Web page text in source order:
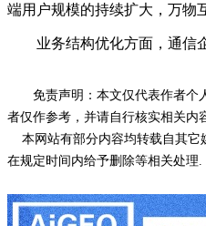
端用户规模的持续扩大，万物
业务结构优化方面，通信企
免责声明：本文仅代表作者个
者仅作参考，并请自行核实相关内
本网站有部分内容均转载自其它
在规定时间内给予删除等相关处理.